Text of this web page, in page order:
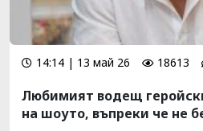
14:14 | 13 май 26 18613
Любимият водещ
на шоуто, въпреки че не